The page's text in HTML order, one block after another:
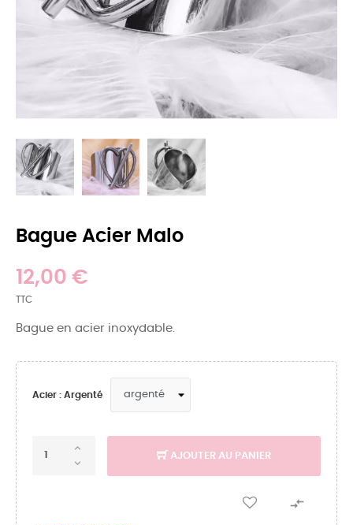
Bague Acier Malo
12,00 €
TTC
Bague en acier inoxydable.
Acier : Argenté
AJOUTER AU PANIER
